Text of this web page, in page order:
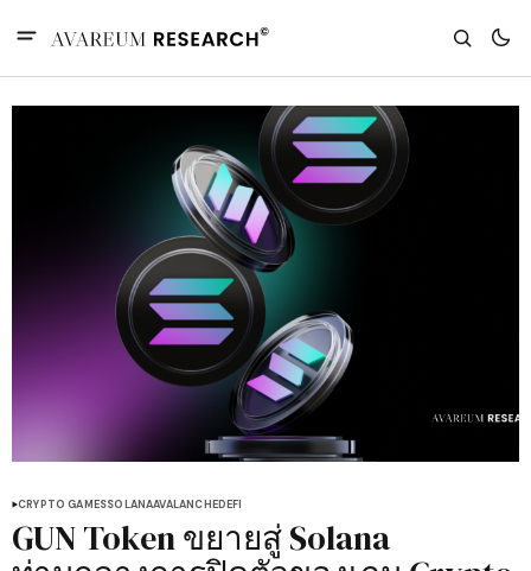
CRYPTO GAMESSOLANAAVALANCHEDEFI
GUN Token ขยายสู่ Solana